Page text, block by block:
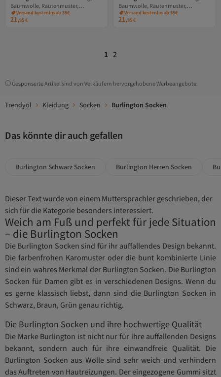
Baumwolle, Rautenmuster,
Logoemblem
Versand kostenlos ab 35€
21,95€
Baumwolle, Rautenmuster,
Logoemblem
Versand kostenlos ab 35€
21,95€
1 2
Gesponserte Artikel sind von Verkäufern hervorgehobene Werbeangebote.
Trendyol Kleidung Socken Burlington Socken
Das könnte dir auch gefallen
Burlington Schwarz Socken Burlington Herren Socken
Dieser Text wurde von einem Muttersprachler geschrieben, der
sich für die Kategorie besonders interessiert.
Weich am Fuß und perfekt für jede Situation
– die Burlington Socken
Die Burlington Socken sind für ihr auffallendes Design bekannt.
Die farbenfrohen Karomuster oder die bunt kombinierte Linie
sind ein wahres Merkmal der Burlington Socken. Die Burlington
Socken für Damen gibt es in verschiedenen Designs. Wenn du
es gerne klassisch liebst, dann sind die Burlington Socken in
Schwarz, Braun, Grün genau richtig.
Die Burlington Socken und ihre hochwertige Qualität
Die Marke Burlington ist nicht nur für ihre auffallenden Designs
bekannt, sondern auch für ihre einwandfreie Qualität. Die
Burlington Socken aus Wolle sind sehr weich und verhindern
das Auftreten von Hautreizungen. Der eingezogene Gummi sitzt